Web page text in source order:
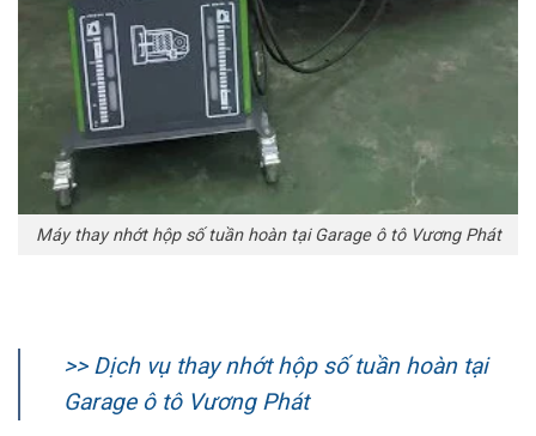
Máy thay nhớt hộp số tuần hoàn tại Garage ô tô Vương Phát
>> Dịch vụ thay nhớt hộp số tuần hoàn tại
Garage ô tô Vương Phát